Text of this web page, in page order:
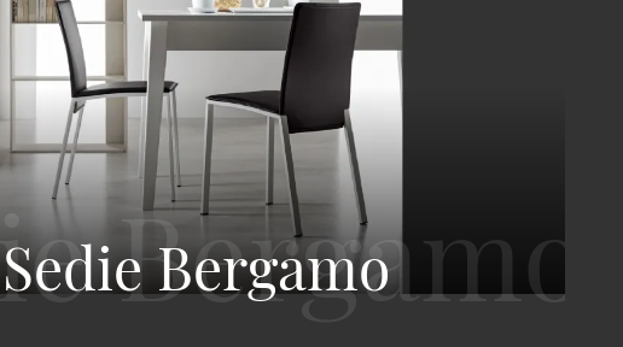
Sedie Bergamo